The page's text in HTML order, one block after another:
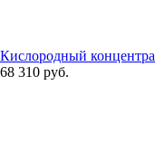
Кислородный
68 310 руб.